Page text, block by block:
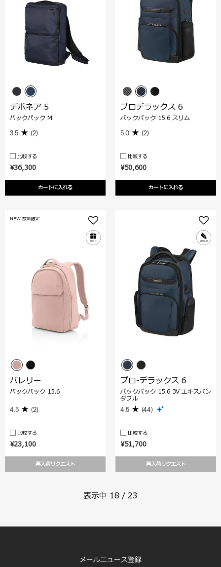
¥36,300
カートに入れる
デボネア 5
バックパック M
3.5 (2)
比較する
¥50,600
カートに入れる
プロデラックス 6
バックパック 15.6 スリム
5.0 (2)
比較する
¥23,100
再入荷リクエスト
NEW 数量限定
バレリー
バックパック 15.6
4.5 (2)
比較する
¥51,700
再入荷リクエスト
プロ-デラックス 6
バックパック 15.6 3V エキスパン
ダブル
4.5 (44)
比較する
表示中 18 / 23
メールニュース登録